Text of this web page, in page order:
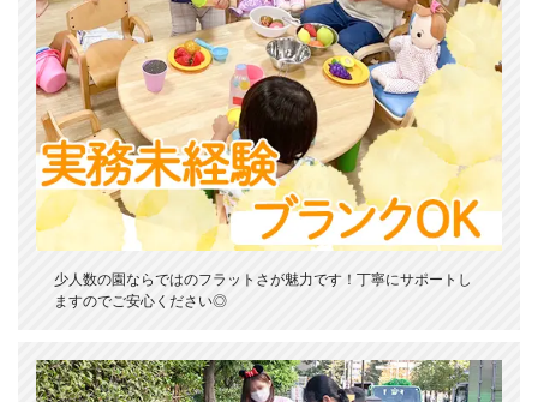
少人数の園ならではのフラットさが魅力です！丁寧にサポートし
ますのでご安心ください◎